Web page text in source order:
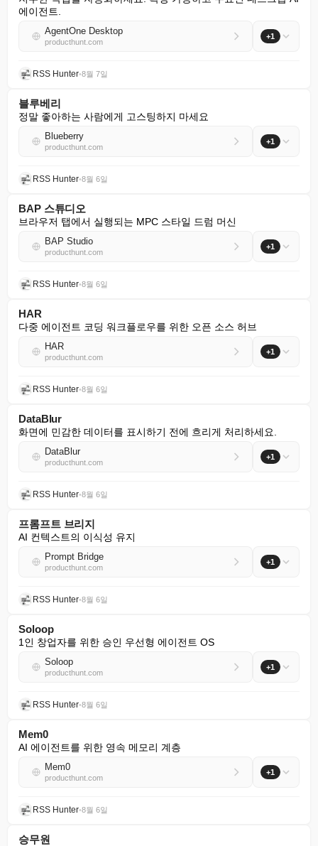
에이전트.
AgentOne Desktop
producthunt.com
+1
RSS Hunter•8월 7일
블루베리
정말 좋아하는 사람에게 고스팅하지 마세요
Blueberry
producthunt.com
+1
RSS Hunter•8월 6일
BAP 스튜디오
브라우저 탭에서 실행되는 MPC 스타일 드럼 머신
BAP Studio
producthunt.com
+1
RSS Hunter•8월 6일
HAR
다중 에이전트 코딩 워크플로우를 위한 오픈 소스 허브
HAR
producthunt.com
+1
RSS Hunter•8월 6일
DataBlur
화면에 민감한 데이터를 표시하기 전에 흐리게 처리하세요.
DataBlur
producthunt.com
+1
RSS Hunter•8월 6일
프롬프트 브리지
AI 컨텍스트의 이식성 유지
Prompt Bridge
producthunt.com
+1
RSS Hunter•8월 6일
Soloop
1인 창업자를 위한 승인 우선형 에이전트 OS
Soloop
producthunt.com
+1
RSS Hunter•8월 6일
Mem0
AI 에이전트를 위한 영속 메모리 계층
Mem0
producthunt.com
+1
RSS Hunter•8월 6일
승무원